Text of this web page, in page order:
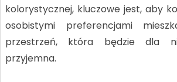
kolorystycznej, kluczowe jest, aby
osobistymi preferencjami
przestrzeń, która będzie dla
przyjemna.